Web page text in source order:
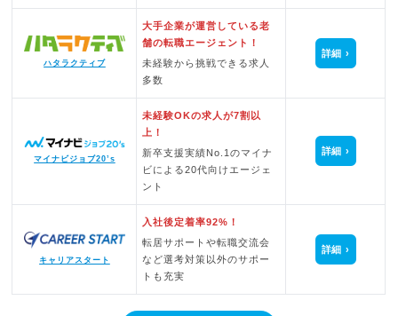
ハタラクティブ
大手企業が運営している老
舗の転職エージェント！
未経験から挑戦できる求人
多数
詳細
マイナビジョブ20’s
未経験OKの求人が7割以
上！
新卒支援実績No.1のマイナ
ビによる20代向けエージェ
ント
詳細
キャリアスタート
入社後定着率92%！
転居サポートや転職交流会
など選考対策以外のサポー
トも充実
詳細